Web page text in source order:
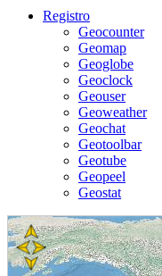
Registro
Geocounter
Geomap
Geoglobe
Geoclock
Geouser
Geoweather
Geochat
Geotoolbar
Geotube
Geopeel
Geostat